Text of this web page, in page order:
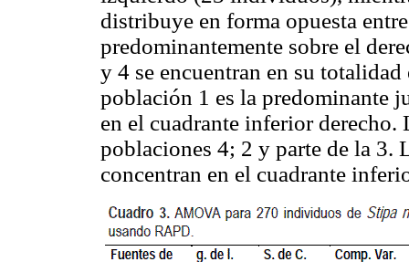
distribuye en forma opuesta
predominantemente sobre el
y 4 se encuentran en su
población 1 es la predominante
en el cuadrante inferior derecho.
poblaciones 4; 2 y parte de la 3.
concentran en el cuadrante